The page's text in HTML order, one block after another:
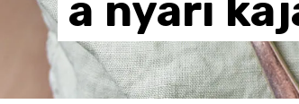
a nyári